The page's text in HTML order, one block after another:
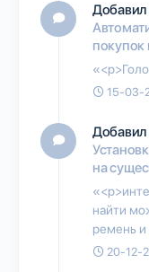
Добавил
покупок
15-03-
Добавил
на
найти
ремень и
20-12-